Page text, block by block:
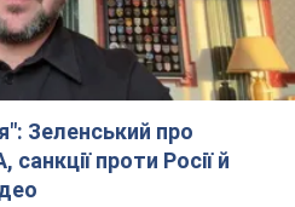
Зеленський про
санкції проти Росії й